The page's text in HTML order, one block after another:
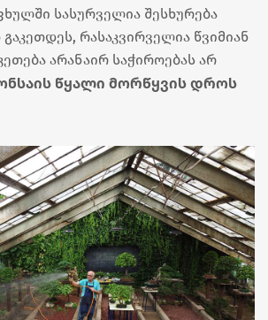
სასურველია შესხურება
რასაკვირველია წვიმიან
არანაირ საჭიროებას არ
წყალი მორწყვის დროს